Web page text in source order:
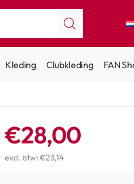
Kleding Clubkleding FAN
€28,00
excl. btw: €23,14